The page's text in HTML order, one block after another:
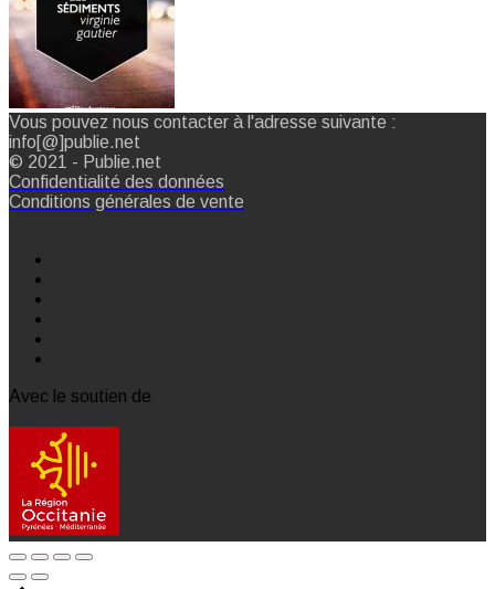
Vous pouvez nous contacter à l'adresse suivante :
info[@]publie.net
© 2021 - Publie.net
Confidentialité des données
Conditions générales de vente
Avec le soutien de